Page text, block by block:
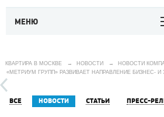
МЕНЮ
КВАРТИРА В МОСКВЕ → НОВОСТИ → НОВОСТИ
«МЕТРИУМ ГРУПП» РАЗВИВАЕТ НАПРАВЛЕНИЕ БИЗНЕС- И
ВСЕ НОВОСТИ СТАТЬИ ПРЕСС-